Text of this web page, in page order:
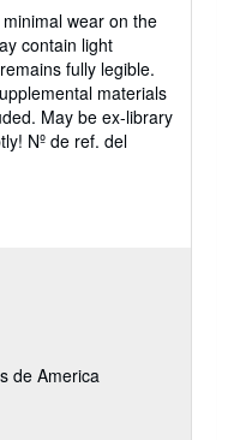
wear on the
contain light
fully legible.
materials
May be ex-library
Nº de ref. del
de America